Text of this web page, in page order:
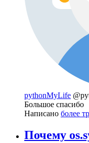
pythonMyLife
Большое спасибо
Написано более
Почему